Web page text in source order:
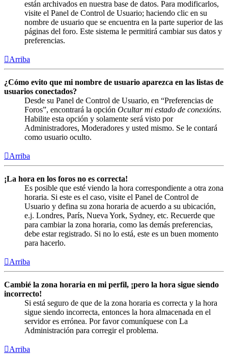
están archivados en nuestra base de datos. Para modificarlos,
visite el Panel de Control de Usuario; haciendo clic en su
nombre de usuario que se encuentra en la parte superior de las
páginas del foro. Este sistema le permitirá cambiar sus datos y
preferencias.
Arriba
¿Cómo evito que mi nombre de usuario aparezca en las listas de
usuarios conectados?
Desde su Panel de Control de Usuario, en “Preferencias de
Foros”, encontrará la opción Ocultar mi estado de conexións.
Habilite esta opción y solamente será visto por
Administradores, Moderadores y usted mismo. Se le contará
como usuario oculto.
Arriba
¡La hora en los foros no es correcta!
Es posible que esté viendo la hora correspondiente a otra zona
horaria. Si este es el caso, visite el Panel de Control de
Usuario y defina su zona horaria de acuerdo a su ubicación,
e.j. Londres, París, Nueva York, Sydney, etc. Recuerde que
para cambiar la zona horaria, como las demás preferencias,
debe estar registrado. Si no lo está, este es un buen momento
para hacerlo.
Arriba
Cambié la zona horaria en mi perfil, ¡pero la hora sigue siendo
incorrecto!
Si está seguro de que de la zona horaria es correcta y la hora
sigue siendo incorrecta, entonces la hora almacenada en el
servidor es errónea. Por favor comuníquese con La
Administración para corregir el problema.
Arriba